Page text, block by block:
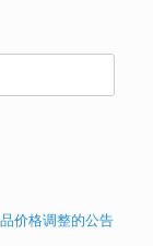
价格调整的公告